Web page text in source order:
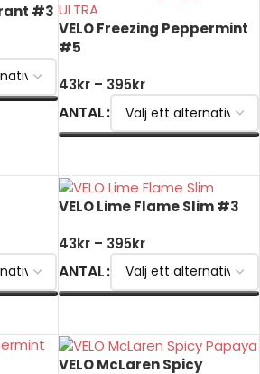
#3
VELO Freezing Peppermint
#5
43kr – 395kr
ANTAL
VELO Lime Flame Slim #3
43kr – 395kr
ANTAL
VELO McLaren Spicy